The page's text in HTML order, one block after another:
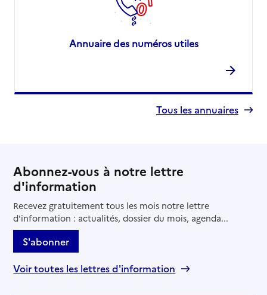
Annuaire des numéros utiles
Tous les annuaires
Abonnez-vous à notre lettre
d'information
Recevez gratuitement tous les mois notre lettre
d'information : actualités, dossier du mois, agenda...
S'abonner
Voir toutes les lettres d'information